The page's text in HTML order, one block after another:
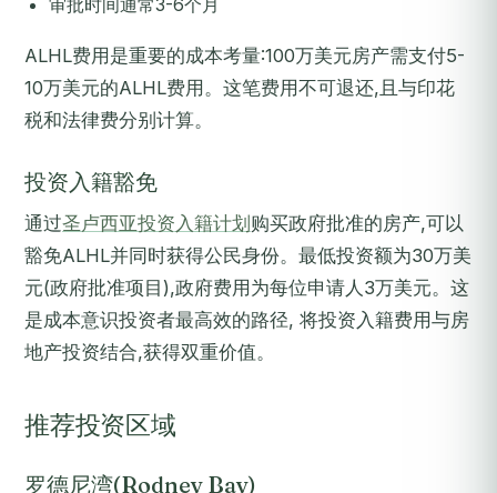
审批时间通常3-6个月
ALHL费用是重要的成本考量:100万美元房产需支付5-
10万美元的ALHL费用。这笔费用不可退还,且与印花
税和法律费分别计算。
投资入籍豁免
通过圣卢西亚投资入籍计划 购买政府批准的房产,可以
豁免ALHL并同时获得公民身份。最低投资额为30万美
元(政府批准项目),政府费用为每位申请人3万美元。这
是成本意识投资者最高效的路径, 将投资入籍费用与房
地产投资结合,获得双重价值。
推荐投资区域
罗德尼湾(Rodney Bay)